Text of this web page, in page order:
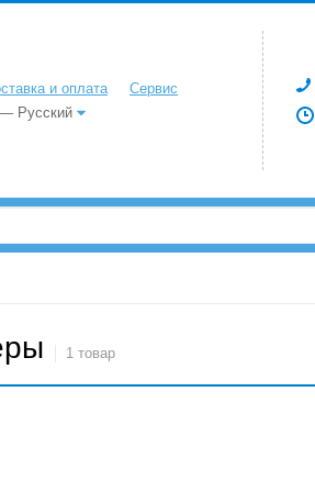
и оплата
Сервис
Русский
1 товар